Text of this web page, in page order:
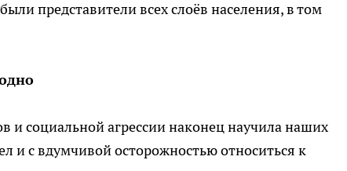
представители всех слоёв населения, в том
и социальной агрессии наконец научила наших
и с вдумчивой осторожностью относиться к